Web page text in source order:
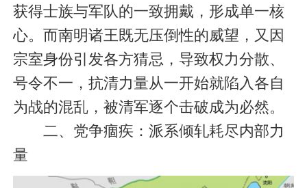
获得士族与军队的一致拥戴，形成单一核
心。而南明诸王既无压倒性的威望，又因
宗室身份引发各方猜忌，导致权力分散、
号令不一，抗清力量从一开始就陷入各自
为战的混乱，被清军逐个击破成为必然。
二、党争痼疾：派系倾轧耗尽内部力
量